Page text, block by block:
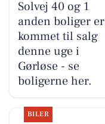
Solvej 40 og 1
anden boliger er
kommet til salg
denne uge i
Gørløse - se
boligerne her.
BILER